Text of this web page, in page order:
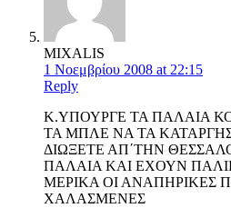
MIXALIS
1 Νοεμβρίου 2008 at 22:15
Reply
Κ.ΥΠΟΥΡΓΕ ΤΑ ΠΑΛΑΙΑ
ΤΑ ΜΠΛΕ ΝΑ ΤΑ
ΔΙΩΞΕΤΕ ΑΠ΄ΤΗΝ
ΠΑΛΑΙΑ ΚΑΙ ΕΧΟΥΝ
ΜΕΡΙΚΑ ΟΙ ΑΝΑΠΗΡΙΚΕΣ
ΧΑΛΑΣΜΕΝΕΣ